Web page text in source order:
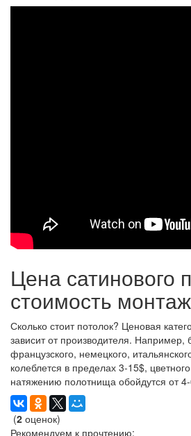
Цена сатинового
стоимость
Сколько стоит потолок? Ценовая
зависит от производителя. Например,
французского, немецкого,
колеблется в пределах 3-15$,
натяжению полотнища обойдутся от
(2 оценок)
Рекомендуем к прочтению: